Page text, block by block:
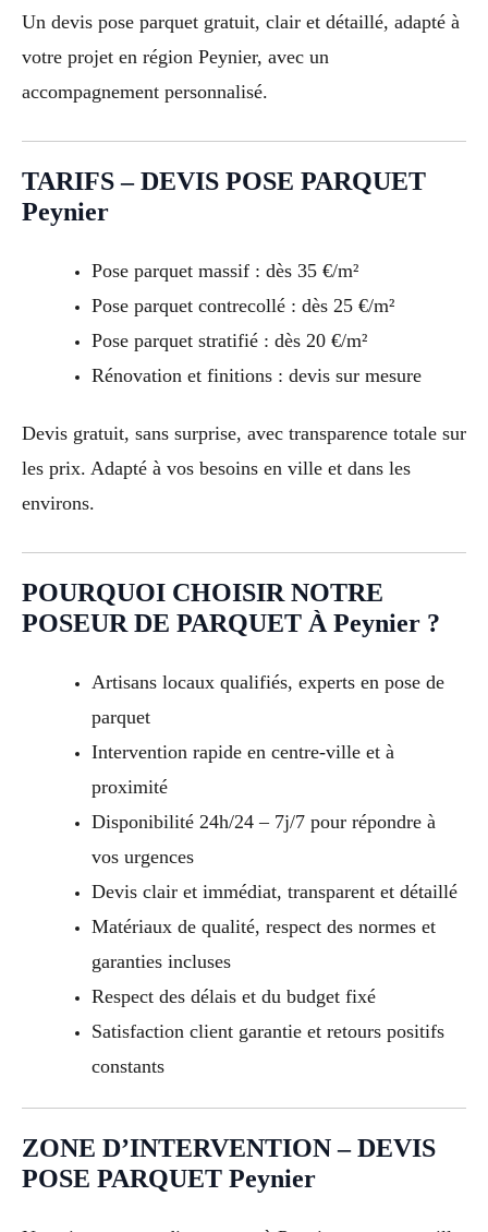
Un devis pose parquet gratuit, clair et détaillé, adapté à
votre projet en région Peynier, avec un
accompagnement personnalisé.
TARIFS – DEVIS POSE PARQUET
Peynier
Pose parquet massif : dès 35 €/m²
Pose parquet contrecollé : dès 25 €/m²
Pose parquet stratifié : dès 20 €/m²
Rénovation et finitions : devis sur mesure
Devis gratuit, sans surprise, avec transparence totale sur
les prix. Adapté à vos besoins en ville et dans les
environs.
POURQUOI CHOISIR NOTRE
POSEUR DE PARQUET À Peynier ?
Artisans locaux qualifiés, experts en pose de
parquet
Intervention rapide en centre-ville et à
proximité
Disponibilité 24h/24 – 7j/7 pour répondre à
vos urgences
Devis clair et immédiat, transparent et détaillé
Matériaux de qualité, respect des normes et
garanties incluses
Respect des délais et du budget fixé
Satisfaction client garantie et retours positifs
constants
ZONE D’INTERVENTION – DEVIS
POSE PARQUET Peynier